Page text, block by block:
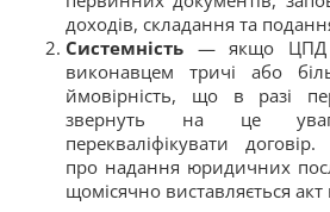
доходів, складання та
Системність — якщо ЦПД
виконавцем тричі або
ймовірність, що в разі
звернуть на це
перекваліфікувати
про надання юридичних
щомісячно виставляється